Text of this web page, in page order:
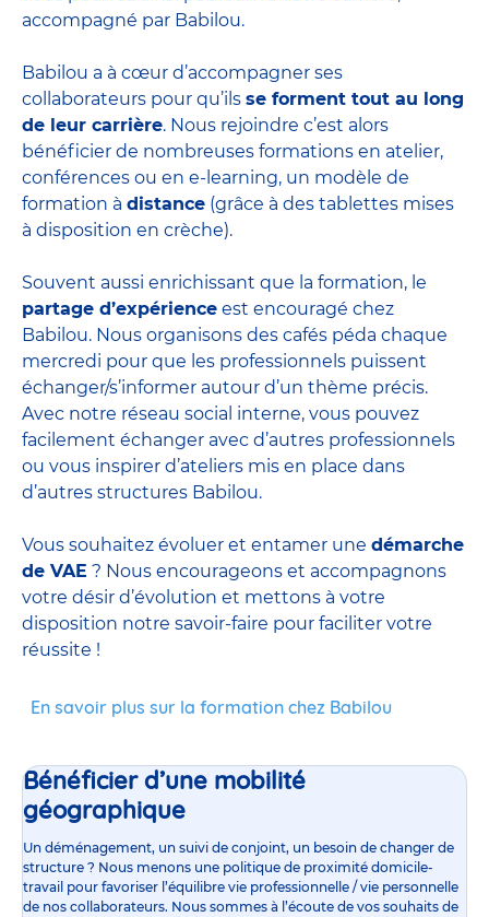
accompagné par Babilou.
Babilou a à cœur d’accompagner ses
collaborateurs pour qu’ils se forment tout au long
de leur carrière. Nous rejoindre c’est alors
bénéficier de nombreuses formations en atelier,
conférences ou en e-learning, un modèle de
formation à distance (grâce à des tablettes mises
à disposition en crèche).
Souvent aussi enrichissant que la formation, le
partage d’expérience est encouragé chez
Babilou. Nous organisons des cafés péda chaque
mercredi pour que les professionnels puissent
échanger/s’informer autour d’un thème précis.
Avec notre réseau social interne, vous pouvez
facilement échanger avec d’autres professionnels
ou vous inspirer d’ateliers mis en place dans
d’autres structures Babilou.
Vous souhaitez évoluer et entamer une démarche
de VAE ? Nous encourageons et accompagnons
votre désir d’évolution et mettons à votre
disposition notre savoir-faire pour faciliter votre
réussite !
En savoir plus sur la formation chez Babilou
Bénéficier d’une mobilité
géographique
Un déménagement, un suivi de conjoint, un besoin de changer de
structure ? Nous menons une politique de proximité domicile-
travail pour favoriser l’équilibre vie professionnelle / vie personnelle
de nos collaborateurs. Nous sommes à l’écoute de vos souhaits de